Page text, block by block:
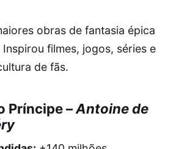
obras de fantasia épica
Inspirou filmes, jogos, séries e
de fãs.
Príncipe–Antoine de